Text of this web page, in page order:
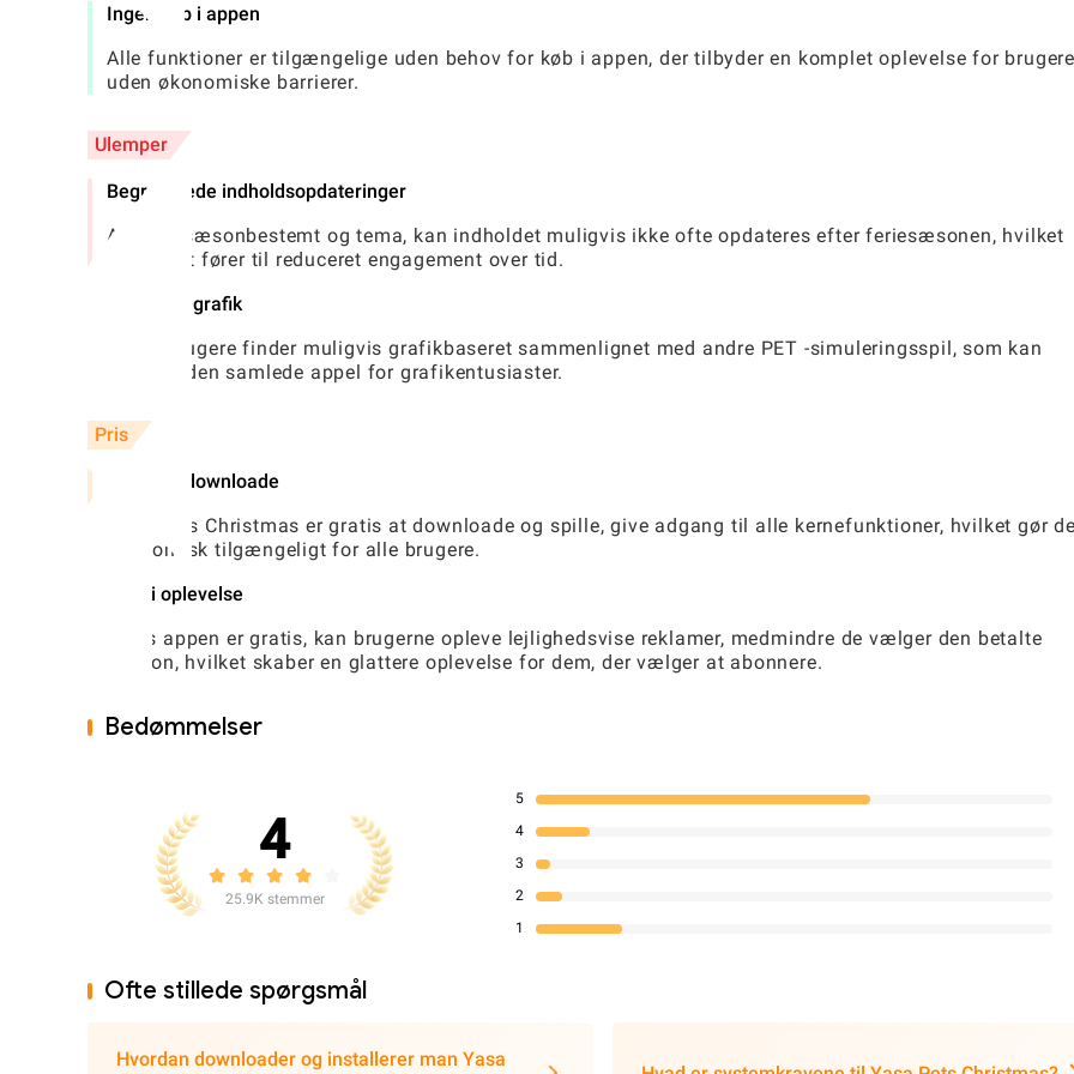
Ingen køb i appen
Alle funktioner er tilgængelige uden behov for køb i appen, der tilbyder en komplet oplevelse for brugere
uden økonomiske barrierer.
Ulemper
Begrænsede indholdsopdateringer
At være sæsonbestemt og tema, kan indholdet muligvis ikke ofte opdateres efter feriesæsonen, hvilket
potentielt fører til reduceret engagement over tid.
Forenklet grafik
Nogle brugere finder muligvis grafikbaseret sammenlignet med andre PET -simuleringsspil, som kan
forringe den samlede appel for grafikentusiaster.
Pris
Gratis at downloade
Yasa Pets Christmas er gratis at downloade og spille, give adgang til alle kernefunktioner, hvilket gør
økonomisk tilgængeligt for alle brugere.
Ad-fri oplevelse
Mens appen er gratis, kan brugerne opleve lejlighedsvise reklamer, medmindre de vælger den betalte
version, hvilket skaber en glattere oplevelse for dem, der vælger at abonnere.
Bedømmelser
4
25.9K stemmer
5
4
3
2
1
Ofte stillede spørgsmål
Hvordan downloader og installerer man Yasa